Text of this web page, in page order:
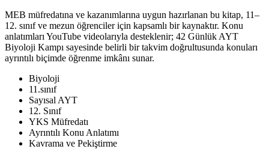
MEB müfredatına ve kazanımlarına uygun hazırlanan bu kitap, 11–
12. sınıf ve mezun öğrenciler için kapsamlı bir kaynaktır. Konu
anlatımları YouTube videolarıyla desteklenir; 42 Günlük AYT
Biyoloji Kampı sayesinde belirli bir takvim doğrultusunda konuları
ayrıntılı biçimde öğrenme imkânı sunar.
Biyoloji
11.sınıf
Sayısal AYT
12. Sınıf
YKS Müfredatı
Ayrıntılı Konu Anlatımı
Kavrama ve Pekiştirme